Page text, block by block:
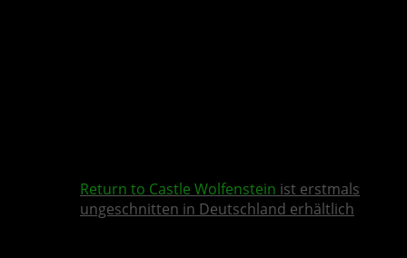
Return to Castle Wolfenstein ist erstmals
ungeschnitten in Deutschland erhältlich